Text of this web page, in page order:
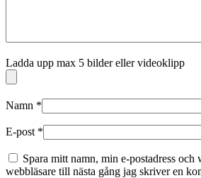
Ladda upp max 5 bilder eller videoklipp
Namn *
E-post *
Spara mitt namn, min e-postadress och
webbläsare till nästa gång jag skriver en